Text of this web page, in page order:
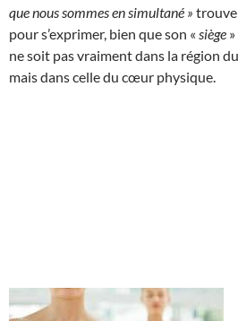
que nous sommes en simultané » trouve
pour s’exprimer, bien que son « siège
ne soit pas vraiment dans la région
mais dans celle du cœur physique.